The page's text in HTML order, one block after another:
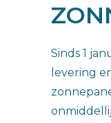
Sinds 1
levering